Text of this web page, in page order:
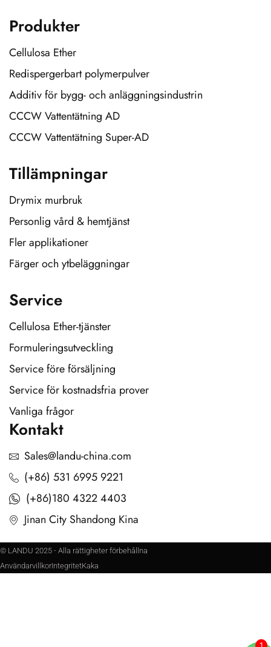
Produkter
Cellulosa Ether
Redispergerbart polymerpulver
Additiv för bygg- och anläggningsindustrin
CCCW Vattentätning AD
CCCW Vattentätning Super-AD
Tillämpningar
Drymix murbruk
Personlig vård & hemtjänst
Fler applikationer
Färger och ytbeläggningar
Service
Cellulosa Ether-tjänster
Formuleringsutveckling
Service före försäljning
Service för kostnadsfria prover
Vanliga frågor
Kontakt
Sales@landu-china.com
(+86) 531 6995 9221
(+86)180 4322 4403
Jinan City Shandong Kina
© LANDU 2025 - Alla rättigheter förbehållna
AnvändarvillkorIntegritetKaka